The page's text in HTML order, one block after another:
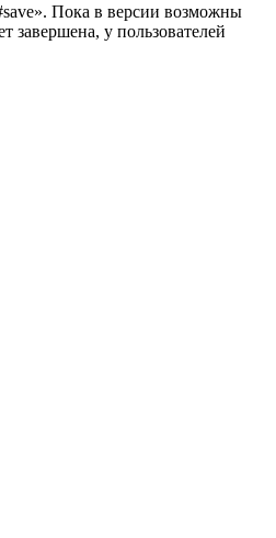
Пока в версии возможны
завершена, у пользователей